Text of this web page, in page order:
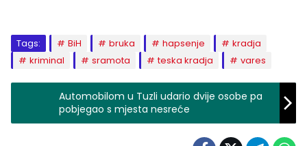
Tags: BiH bruka hapsenje
kradja
kriminal
sramota teska kradja vares
Automobilom u Tuzli udario dvije osobe pa
pobjegao s mjesta nesreće